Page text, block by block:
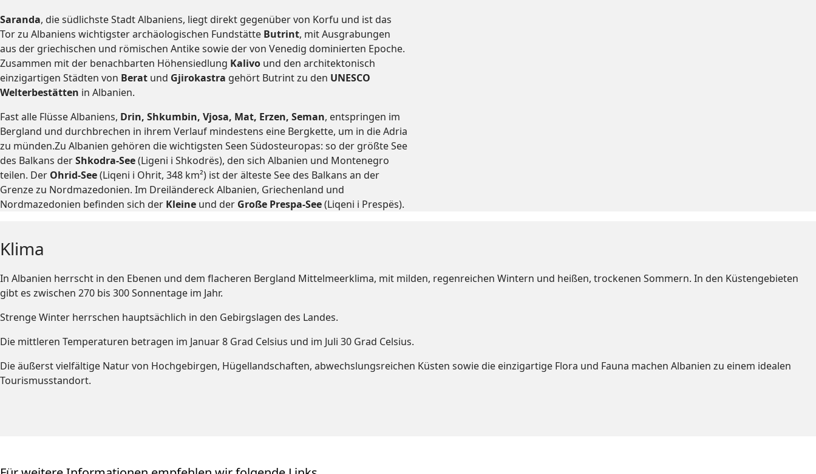
Saranda, die südlichste Stadt Albaniens, liegt direkt gegenüber von Korfu und ist das
Tor zu Albaniens wichtigster archäologischen Fundstätte Butrint, mit Ausgrabungen
aus der griechischen und römischen Antike sowie der von Venedig dominierten Epoche.
Zusammen mit der benachbarten Höhensiedlung Kalivo und den architektonisch
einzigartigen Städten von Berat und Gjirokastra gehört Butrint zu den UNESCO
Welterbestätten in Albanien.
Fast alle Flüsse Albaniens, Drin, Shkumbin, Vjosa, Mat, Erzen, Seman, entspringen im
Bergland und durchbrechen in ihrem Verlauf mindestens eine Bergkette, um in die Adria
zu münden.Zu Albanien gehören die wichtigsten Seen Südosteuropas: so der größte See
des Balkans derShkodra-See(Ligeni i Shkodrës), den sich Albanien und Montenegro
teilen. Der Ohrid-See(Liqeni i Ohrit, 348 km²) ist der älteste See des Balkans an der
Grenze zu Nordmazedonien. Im Dreiländereck Albanien, Griechenland und
Nordmazedonien befinden sich der Kleine und der Große Prespa-See(Liqeni i Prespës).
Klima
In Albanien herrscht in den Ebenen und dem flacheren Bergland Mittelmeerklima, mit milden, regenreichen Wintern und heißen, trockenen Sommern. In den Küstengebieten
gibt es zwischen 270 bis 300 Sonnentage im Jahr.
Strenge Winter herrschen hauptsächlich in den Gebirgslagen des Landes.
Die mittleren Temperaturen betragen im Januar 8 Grad Celsius und im Juli 30 Grad Celsius.
Die äußerst vielfältige Natur von Hochgebirgen, Hügellandschaften, abwechslungsreichen Küsten sowie die einzigartige Flora und Fauna machen Albanien zu einem idealen
Tourismusstandort.